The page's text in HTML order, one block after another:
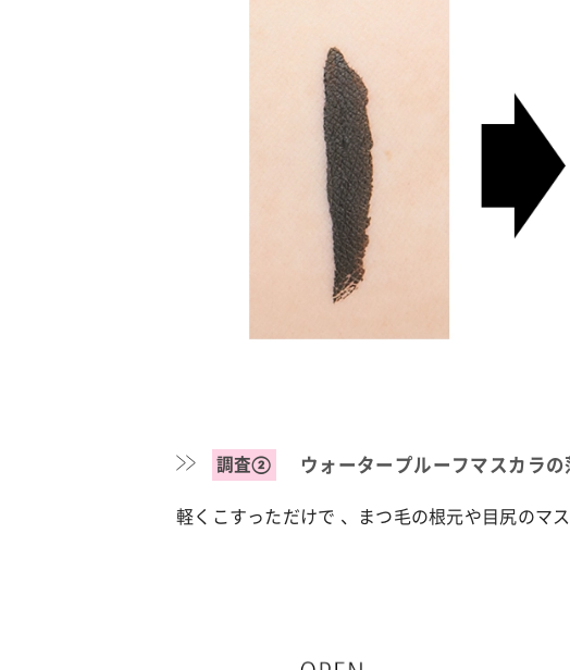
調査② ウォータープルーフマスカラの
軽くこすっただけで 、まつ毛の根元や目尻のマ